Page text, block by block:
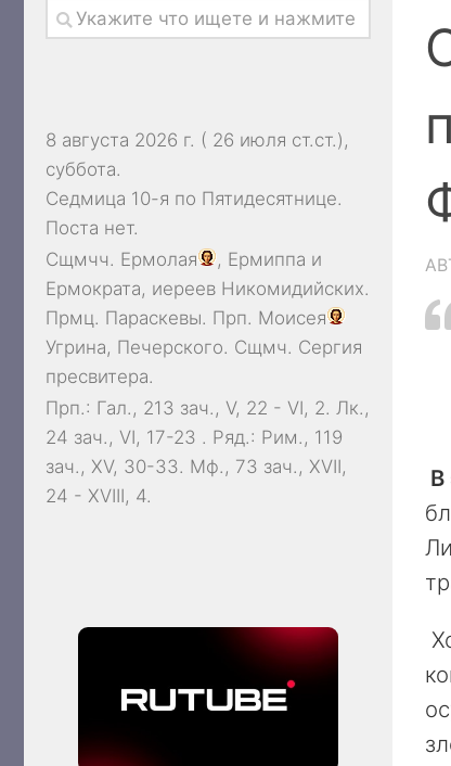
В
8 августа 2026 г. ( 26 июля ст.ст.),
суббота.
Седмица 10-я по Пятидесятнице.
Поста нет.
Сщмчч. Ермолая , Ермиппа и
Ермократа, иереев Никомидийских.
Прмц. Параскевы. Прп. Моисея
Угрина, Печерского. Сщмч. Сергия
пресвитера.
Прп.: Гал., 213 зач., V, 22 - VI, 2. Лк.,
24 зач., VI, 17-23 . Ряд.: Рим., 119
зач., XV, 30-33. Мф., 73 зач., XVII,
24 - XVIII, 4.